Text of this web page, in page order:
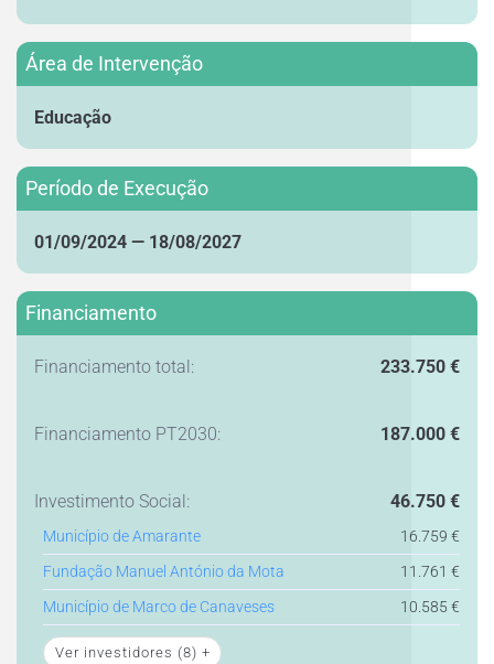
Área de Intervenção
Educação
Período de Execução
01/09/2024 — 18/08/2027
Financiamento
Financiamento total: 233.750 €
Financiamento PT2030: 187.000 €
Investimento Social: 46.750 €
Município de Amarante
16.759 €
Fundação Manuel António da Mota
11.761 €
Município de Marco de Canaveses
10.585 €
Ver investidores (8) +